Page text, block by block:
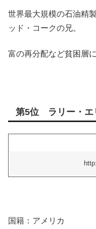
世界最大規模の石油精
ッド・コークの兄。
富の再分配など貧困層
第5位 ラリー・エ
国籍：アメリカ